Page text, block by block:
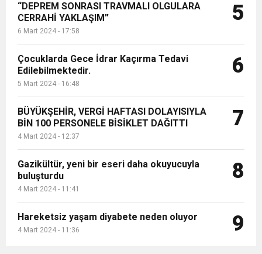
“DEPREM SONRASI TRAVMALI OLGULARA
CERRAHİ YAKLAŞIM”
6 Mart 2024 - 17:58
5
Çocuklarda Gece İdrar Kaçırma Tedavi
Edilebilmektedir.
5 Mart 2024 - 16:48
6
BÜYÜKŞEHİR, VERGİ HAFTASI DOLAYISIYLA
BİN 100 PERSONELE BİSİKLET DAĞITTI
4 Mart 2024 - 12:37
7
Gazikültür, yeni bir eseri daha okuyucuyla
buluşturdu
4 Mart 2024 - 11:41
8
Hareketsiz yaşam diyabete neden oluyor
4 Mart 2024 - 11:36 9